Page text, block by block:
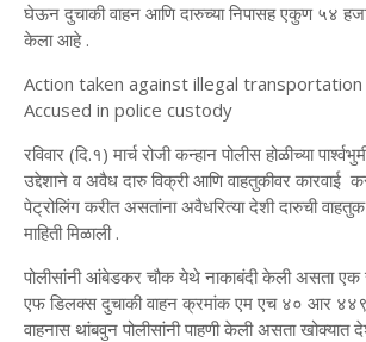
घेऊन दुचाकी वाहन आणि दारुच्या निपासह एकुण ५४
केला आहे .
Action taken against illegal
Accused in police custody
रविवार (दि.१) मार्च रोजी कन्हान पोलीस होळीच्या
उद्देशाने व अवैध दारु विक्री आणि वाहतुकीवर कारवाई
पेट्रोलिंग करीत असतांना अवैधरित्या देशी दारुची
माहिती मिळाली .
पोलीसांनी आंबेडकर चौक येथे नाकाबंदी केली असता एक
एफ डिलक्स दुचाकी वाहन क्रमांक एम एच ४० आर
वाहनास थांबवुन पोलीसांनी पाहणी केली असता खोक्यात